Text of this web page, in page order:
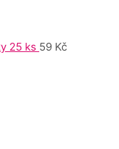
25 ks 59 Kč